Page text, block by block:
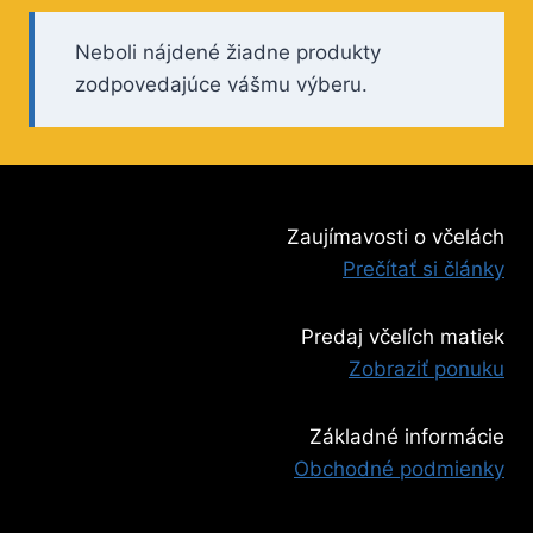
Neboli nájdené žiadne produkty
zodpovedajúce vášmu výberu.
Zaujímavosti o včelách
Prečítať si články
Predaj včelích matiek
Zobraziť ponuku
Základné informácie
Obchodné podmienky